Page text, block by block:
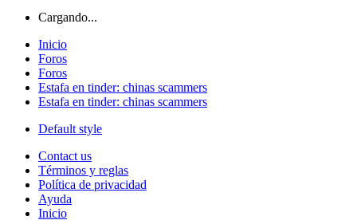
Cargando...
Inicio
Foros
Foros
Estafa en tinder: chinas scammers
Estafa en tinder: chinas scammers
Default style
Contact us
Términos y reglas
Política de privacidad
Ayuda
Inicio